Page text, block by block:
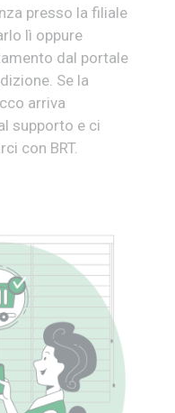
presso la filiale
lì oppure
dal portale
Se la
arriva
supporto e ci
con BRT.